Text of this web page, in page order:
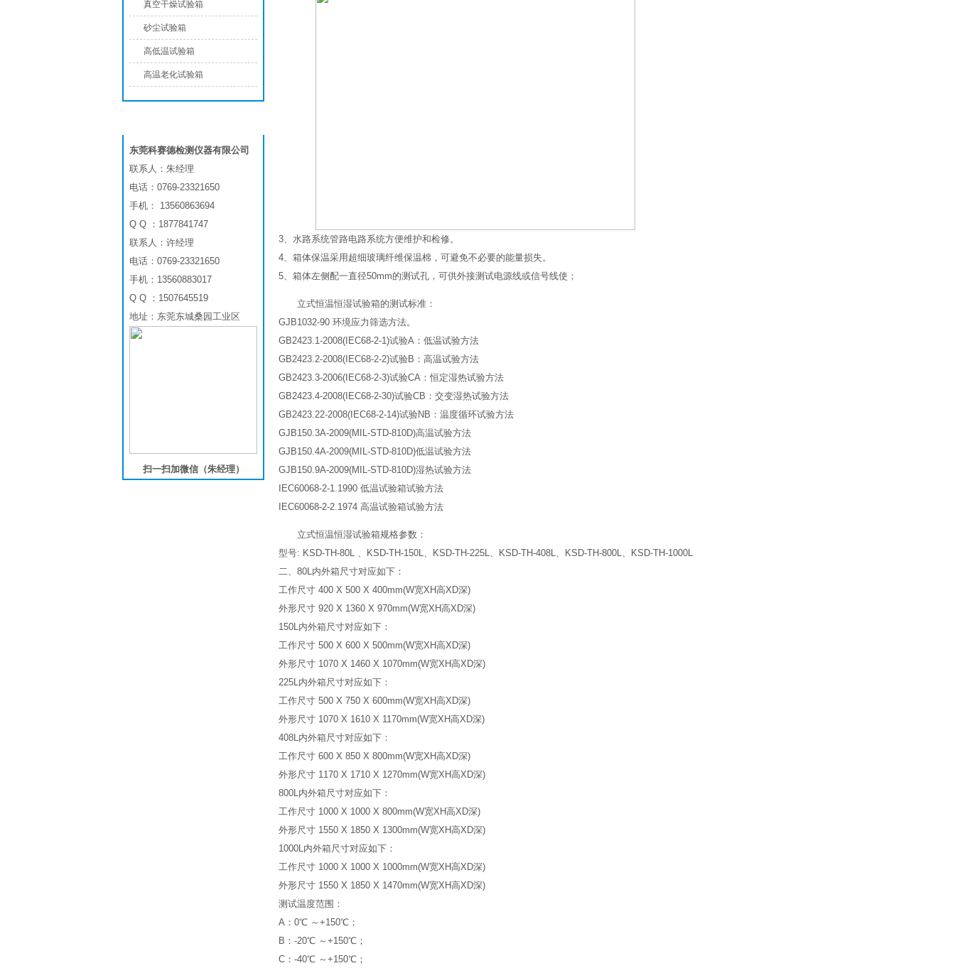
3、水路系统管路电路系统方便维护和检修。
4、箱体保温采用超细玻璃纤维保温棉，可避免不必要的能量损失。
5、箱体左侧配一直径50mm的测试孔，可供外接测试电源线或信号线使；
立式恒温恒湿试验箱的测试标准：
GJB1032-90 环境应力筛选方法。
GB2423.1-2008(IEC68-2-1)试验A：低温试验方法
GB2423.2-2008(IEC68-2-2)试验B：高温试验方法
GB2423.3-2006(IEC68-2-3)试验CA：恒定湿热试验方法
GB2423.4-2008(IEC68-2-30)试验CB：交变湿热试验方法
GB2423.22-2008(IEC68-2-14)试验NB：温度循环试验方法
GJB150.3A-2009(MIL-STD-810D)高温试验方法
GJB150.4A-2009(MIL-STD-810D)低温试验方法
GJB150.9A-2009(MIL-STD-810D)湿热试验方法
IEC60068-2-1.1990 低温试验箱试验方法
IEC60068-2-2.1974 高温试验箱试验方法
立式恒温恒湿试验箱规格参数：
型号: KSD-TH-80L 、KSD-TH-150L、KSD-TH-225L、KSD-TH-408L、KSD-TH-800L、KSD-TH-1000L
二、80L内外箱尺寸对应如下：
工作尺寸 400 X 500 X 400mm(W宽XH高XD深)
外形尺寸 920 X 1360 X 970mm(W宽XH高XD深)
150L内外箱尺寸对应如下：
工作尺寸 500 X 600 X 500mm(W宽XH高XD深)
外形尺寸 1070 X 1460 X 1070mm(W宽XH高XD深)
225L内外箱尺寸对应如下：
工作尺寸 500 X 750 X 600mm(W宽XH高XD深)
外形尺寸 1070 X 1610 X 1170mm(W宽XH高XD深)
408L内外箱尺寸对应如下：
工作尺寸 600 X 850 X 800mm(W宽XH高XD深)
外形尺寸 1170 X 1710 X 1270mm(W宽XH高XD深)
800L内外箱尺寸对应如下：
工作尺寸 1000 X 1000 X 800mm(W宽XH高XD深)
外形尺寸 1550 X 1850 X 1300mm(W宽XH高XD深)
1000L内外箱尺寸对应如下：
工作尺寸 1000 X 1000 X 1000mm(W宽XH高XD深)
外形尺寸 1550 X 1850 X 1470mm(W宽XH高XD深)
测试温度范围：
A：0℃ ～+150℃；
B：-20℃ ～+150℃；
C：-40℃ ～+150℃；
真空干燥试验箱
砂尘试验箱
高低温试验箱
高温老化试验箱
东莞科赛德检测仪器有限公司
联系人：朱经理
电话：0769-23321650
手机： 13560863694
Q Q ：1877841747
联系人：许经理
电话：0769-23321650
手机：13560883017
Q Q ：1507645519
地址：东莞东城桑园工业区
扫一扫加微信（朱经理）